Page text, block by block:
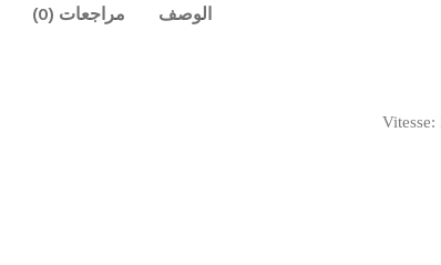
الوصف مراجعات (0)